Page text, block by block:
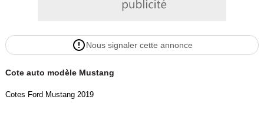
Rouge Racing
450
Garantie mécanique
Nous signaler cette annonce
Cote auto modèle Mustang
Cotes Ford Mustang 2019